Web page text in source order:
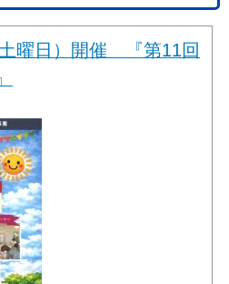
曜日）開催 『第11回